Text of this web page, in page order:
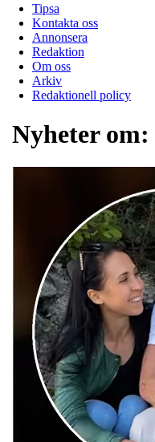
Tipsa
Kontakta oss
Annonsera
Redaktion
Om oss
Arkiv
Redaktionell policy
Nyheter om: